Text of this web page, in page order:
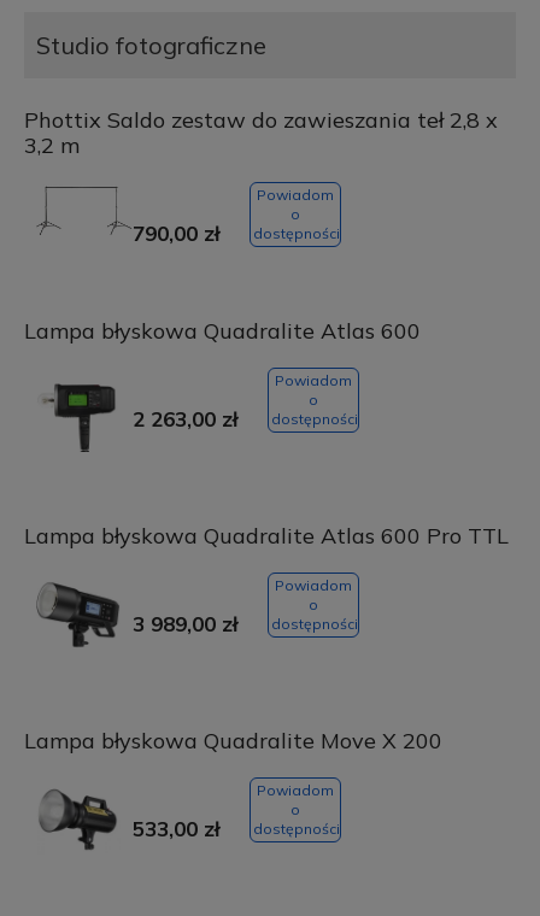
Studio fotograficzne
Phottix Saldo zestaw do zawieszania teł 2,8 x
3,2 m
790,00 zł
Powiadom
o
dostępności
Lampa błyskowa Quadralite Atlas 600
2 263,00 zł
Powiadom
o
dostępności
Lampa błyskowa Quadralite Atlas 600 Pro TTL
3 989,00 zł
Powiadom
o
dostępności
Lampa błyskowa Quadralite Move X 200
533,00 zł
Powiadom
o
dostępności